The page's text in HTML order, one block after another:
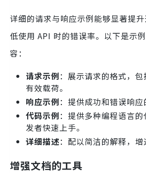
详细的请求与响应示例能够显著提
低使用 API 时的错误率。以下是示
容：
请求示例：展示请求的格式，
有效载荷。
响应示例：提供成功和错误响应
代码示例：提供多种编程语言
发者快速上手。
详细描述：配以简洁的解释，增
增强文档的工具